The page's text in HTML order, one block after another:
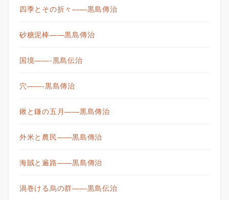
四季とその折々——黒島傳治
砂糖泥棒——黒島傳治
国境——-黒島伝治
穴——-黒島傳治
鍬と鎌の五月——黒島傳治
外米と農民——黒島傳治
海賊と遍路——黒島傳治
渦巻ける烏の群——黒島伝治